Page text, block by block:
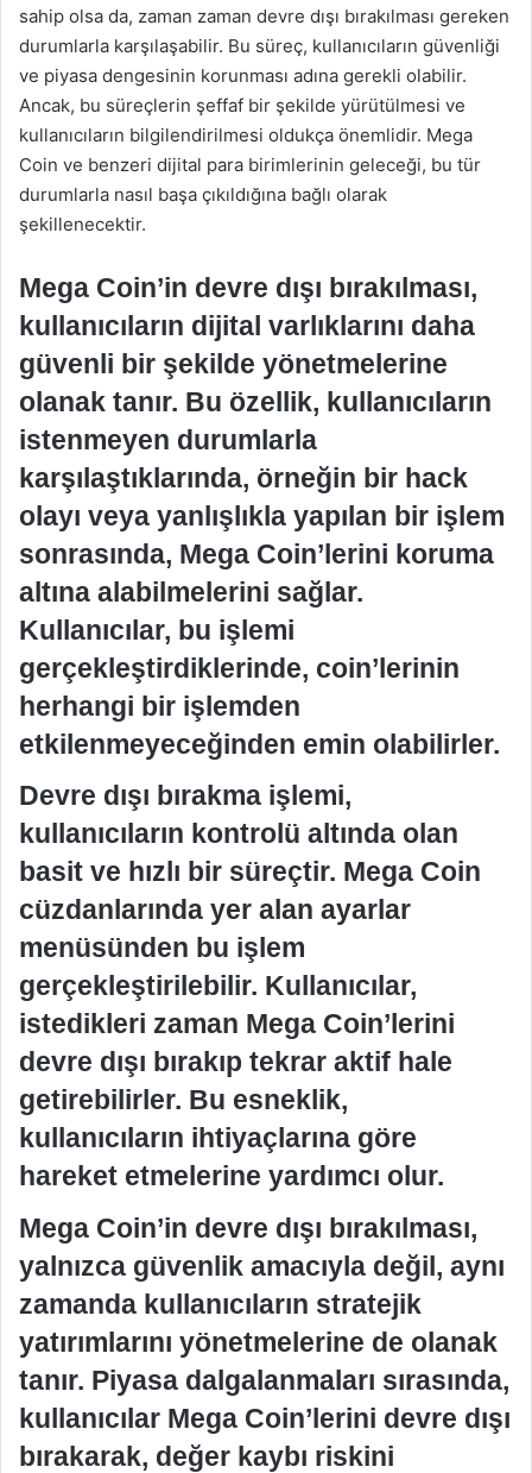
sahip olsa da, zaman zaman devre dışı bırakılması gereken
durumlarla karşılaşabilir. Bu süreç, kullanıcıların güvenliği
ve piyasa dengesinin korunması adına gerekli olabilir.
Ancak, bu süreçlerin şeffaf bir şekilde yürütülmesi ve
kullanıcıların bilgilendirilmesi oldukça önemlidir. Mega
Coin ve benzeri dijital para birimlerinin geleceği, bu tür
durumlarla nasıl başa çıkıldığına bağlı olarak
şekillenecektir.
Mega Coin’in devre dışı bırakılması,
kullanıcıların dijital varlıklarını daha
güvenli bir şekilde yönetmelerine
olanak tanır. Bu özellik, kullanıcıların
istenmeyen durumlarla
karşılaştıklarında, örneğin bir hack
olayı veya yanlışlıkla yapılan bir işlem
sonrasında, Mega Coin’lerini koruma
altına alabilmelerini sağlar.
Kullanıcılar, bu işlemi
gerçekleştirdiklerinde, coin’lerinin
herhangi bir işlemden
etkilenmeyeceğinden emin olabilirler.
Devre dışı bırakma işlemi,
kullanıcıların kontrolü altında olan
basit ve hızlı bir süreçtir. Mega Coin
cüzdanlarında yer alan ayarlar
menüsünden bu işlem
gerçekleştirilebilir. Kullanıcılar,
istedikleri zaman Mega Coin’lerini
devre dışı bırakıp tekrar aktif hale
getirebilirler. Bu esneklik,
kullanıcıların ihtiyaçlarına göre
hareket etmelerine yardımcı olur.
Mega Coin’in devre dışı bırakılması,
yalnızca güvenlik amacıyla değil, aynı
zamanda kullanıcıların stratejik
yatırımlarını yönetmelerine de olanak
tanır. Piyasa dalgalanmaları sırasında,
kullanıcılar Mega Coin’lerini devre dışı
bırakarak, değer kaybı riskini